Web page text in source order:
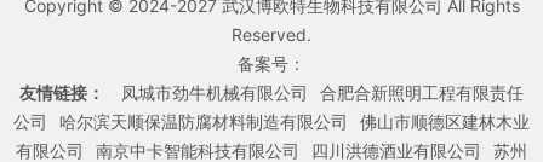
Copyright © 2024-2027 武汉博欧特生物科技有限公司 All Rights
Reserved.
备案号：
友情链接：
凤城市劲牛机械有限公司
合肥合新照明工程有限责任
公司
哈尔滨天顺保温防腐材料制造有限公司
佛山市顺德区建林木业
有限公司
南京中卡智能科技有限公司 四川洪德酒业有限公司
苏州